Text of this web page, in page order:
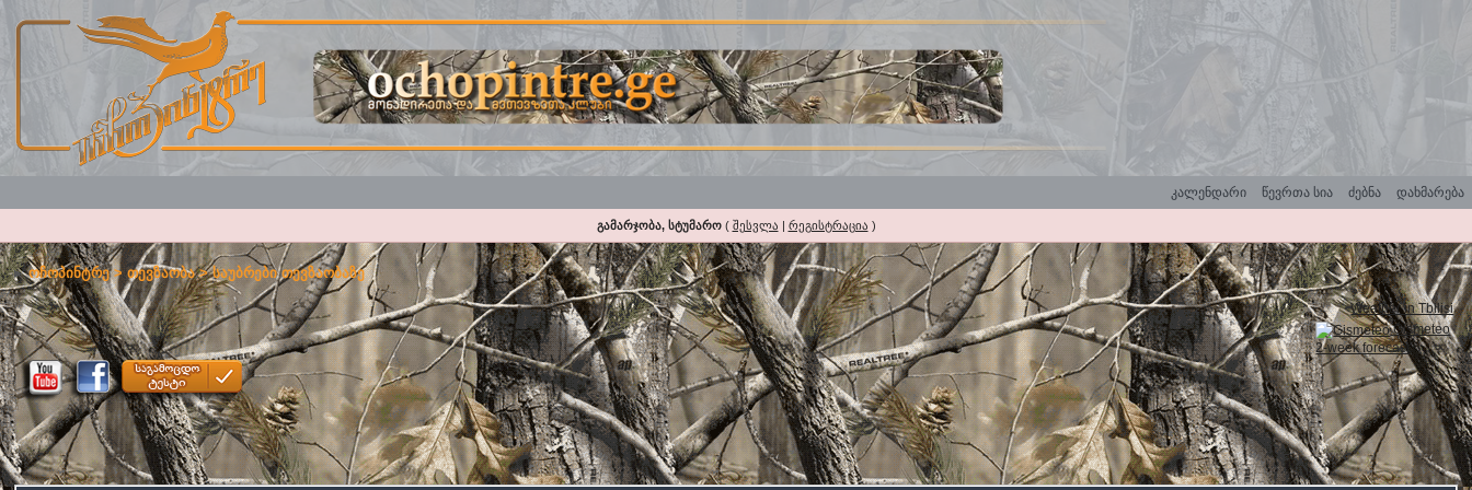
დახმარება
ძებნა
წევრთა სია
კალენდარი
გამარჯობა, სტუმარო( შესვლა | რეგისტრაცია )
ოჩოპინტრე>თევზაობა>საუბრები თევზაობაზე
Weather in Tbilisi
Gismeteo
2-week forecast